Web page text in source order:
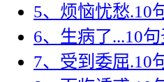
5、烦恼忧愁.10
6、生病了...10
7、受到委屈.10